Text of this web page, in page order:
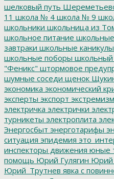
шелковый путь
11 школа № 4 школа № 9
школьники школьница из
школьное питание
завтраки школьные каникулы
школьные поборы школьный
"Феникс" штормовое
шумные соседи щенок
экономика экономический
эксперты экспорт экстремизм
электричка электрички
турникеты электроплита
Энергосбыт энерготарифы
ситуация эпидемия
инспекторы движения юные
помощь Юрий Гулягин Юрий
Юрий_Трутнев явка с